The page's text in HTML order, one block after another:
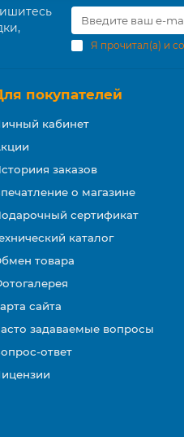
Я прочитал(а) и
покупателей
кабинет
заказов
о магазине
сертификат
каталог
товара
сайта
задаваемые вопросы
ответ